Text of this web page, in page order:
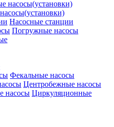
Насосные станции
Погружные насосы
Фекальные насосы
Центробежные насосы
Циркуляционные